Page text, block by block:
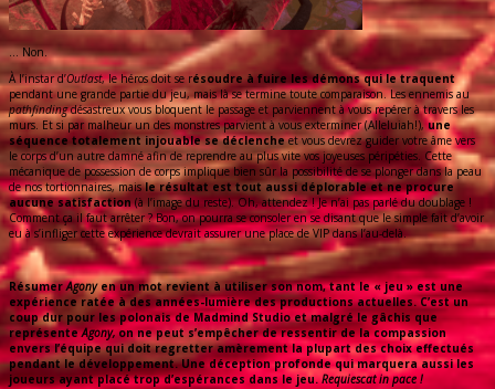
… Non.
À l’instar d’Outlast, le héros doit se résoudre à fuire les démons qui le traquent
pendant une grande partie du jeu, mais là se termine toute comparaison. Les ennemis au
pathfindingdésastreux vous bloquent le passage et parviennent à vous repérer à travers les
murs. Et si par malheur un des monstres parvient à vous exterminer (Alleluiah!),une
séquence totalement injouable se déclencheet vous devrez guider votre âme vers
le corps d’un autre damné afin de reprendre au plus vite vos joyeuses péripéties. Cette
mécanique de possession de corps implique bien sûr la possibilité de se plonger dans la peau
de nos tortionnaires, maisle résultat est tout aussi déplorable et ne procure
aucune satisfaction(à l’image du reste). Oh, attendez ! Je n’ai pas parlé du doublage !
Comment ça il faut arrêter ? Bon, on pourra se consoler en se disant que le simple fait d’avoir
eu à s’infliger cette expérience devrait assurer une place de VIP dans l’au-delà.
RésumerAgonyen un mot revient à utiliser son nom, tant le « jeu » est une
expérience ratée à des années-lumière des productions actuelles. C’est un
coup dur pour les polonais de Madmind Studio et malgré le gâchis que
représenteAgony,on ne peut s’empêcher de ressentir de la compassion
envers l’équipe qui doit regretter amèrement la plupart des choix effectués
pendant le développement. Une déception profonde qui marquera aussi les
joueurs ayant placé trop d’espérances dans le jeu.Requiescat in pace !